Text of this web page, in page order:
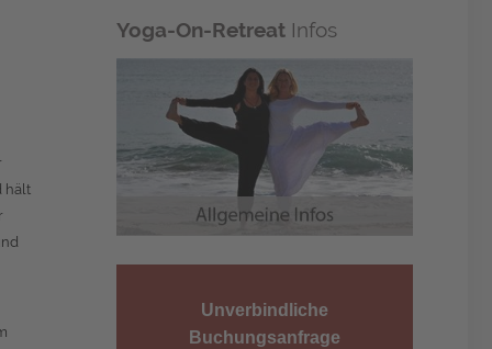
hält
Yoga-On-Retreat Infos
Unverbindliche
Buchungsanfrage